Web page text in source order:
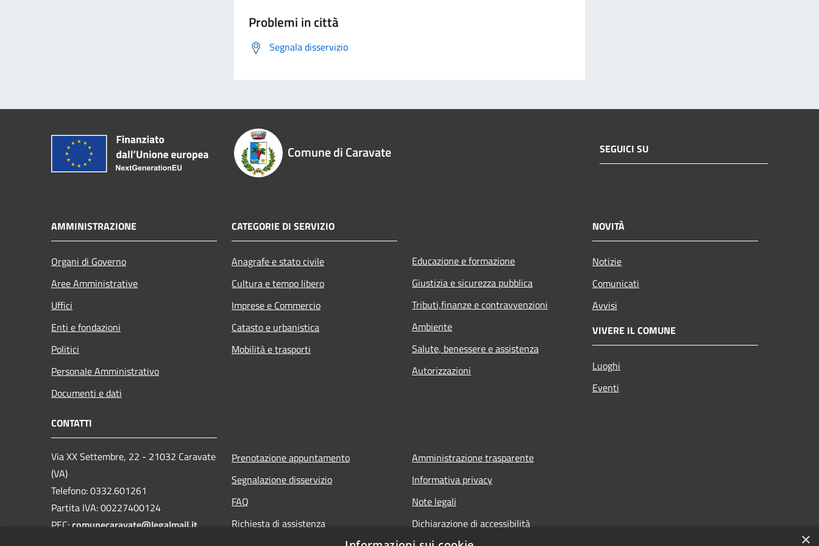
Problemi in città
Segnala disservizio
Comune di Caravate SEGUICI SU
AMMINISTRAZIONE
Organi di Governo
Aree Amministrative
Uffici
Enti e fondazioni
Politici
Personale Amministrativo
Documenti e dati
CATEGORIE DI SERVIZIO
Anagrafe e stato civile
Cultura e tempo libero
Imprese e Commercio
Catasto e urbanistica
Mobilità e trasporti
Educazione e formazione
Giustizia e sicurezza pubblica
Tributi,finanze e contravvenzioni
Ambiente
Salute, benessere e assistenza
Autorizzazioni
NOVITÀ
Notizie
Comunicati
Avvisi
VIVERE IL COMUNE
Luoghi
Eventi
CONTATTI
Via XX Settembre, 22 - 21032 Caravate
(VA)
Telefono: 0332.601261
Partita IVA: 00227400124
PEC:comunecaravate@legalmail.it
Prenotazione appuntamento
Segnalazione disservizio
FAQ
Richiesta di assistenza
Amministrazione trasparente
Informativa privacy
Note legali
Dichiarazione di accessibilità
×